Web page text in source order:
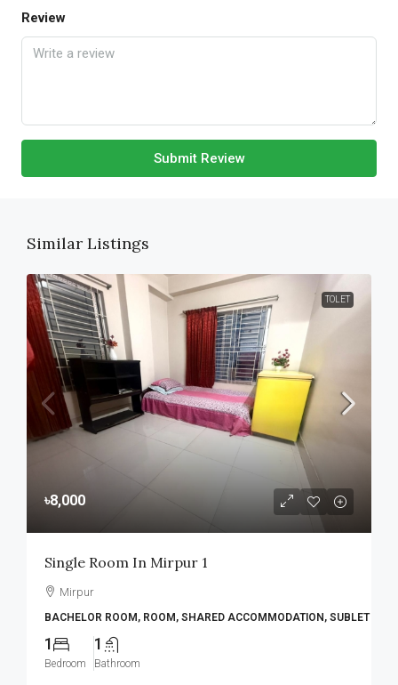
Review
Submit Review
Similar Listings
TOLET
৳8,000
Single Room In Mirpur 1
Mirpur
BACHELOR ROOM, ROOM, SHARED ACCOMMODATION, SUBLET
1
Bedroom
1
Bathroom